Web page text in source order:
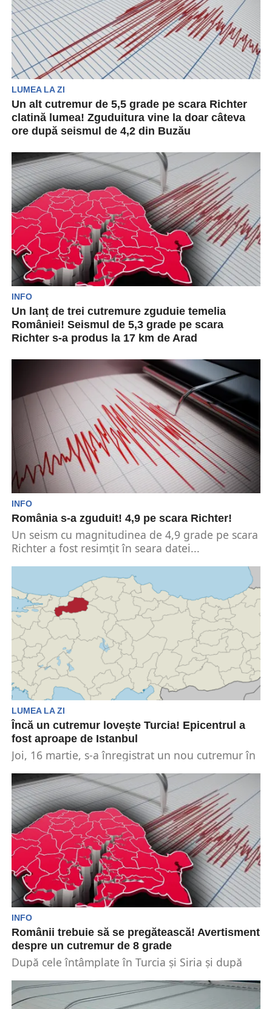
LUMEA LA ZI
Un alt cutremur de 5,5 grade pe scara Richter
clatină lumea! Zguduitura vine la doar câteva
ore după seismul de 4,2 din Buzău
localitatea indoneziană Kepulauan Batu, a
anunțat Centrul Seismologic...
INFO
Un lanț de trei cutremure zguduie temelia
României! Seismul de 5,3 grade pe scara
Richter s-a produs la 17 km de Arad
iunie 2023, la ora 20:26:52...
INFO
România s-a zguduit! 4,9 pe scara Richter!
Un seism cu magnitudinea de 4,9 grade pe scara
Richter a fost resimțit în seara datei...
LUMEA LA ZI
Încă un cutremur lovește Turcia! Epicentrul a
fost aproape de Istanbul
Joi, 16 martie, s-a înregistrat un nou cutremur în
INFO
Românii trebuie să se pregătească! Avertisment
despre un cutremur de 8 grade
După cele întâmplate în Turcia și Siria și după
români...